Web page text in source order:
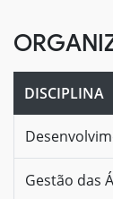
DISCIPLINA
Gestão das